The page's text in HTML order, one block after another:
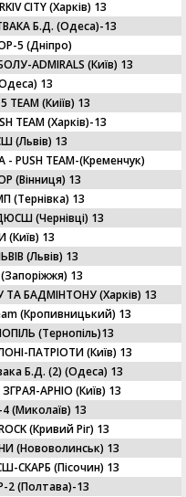
CITY (Харків) 13
Б.Д. (Одеса)-13
5 (Дніпро)
ADMIRALS (Київ) 13
13
(Киіїв) 13
TEAM (Харків)-13
(Львів) 13
TEAM-(Кременчук)
(Вінниця) 13
13
(Чернівці) 13
(Київ) 13
(Львів) 13
13
БАДМІНТОНУ (Харків) 13
(Кропивницький) 13
(Тернопіль)13
ПАТРІОТИ (Київ) 13
Б.Д. (2) (Одеса) 13
АРНІО (Київ) 13
13
(Кривий Ріг) 13
(Нововолинськ) 13
СКАРБ (Пісочин) 13
(Полтава)-13